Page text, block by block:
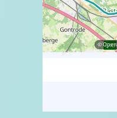
©
Oost-Vlaanderen